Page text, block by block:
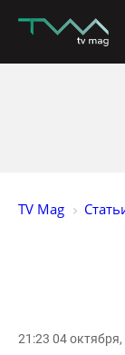
TV Mag
21:23 04